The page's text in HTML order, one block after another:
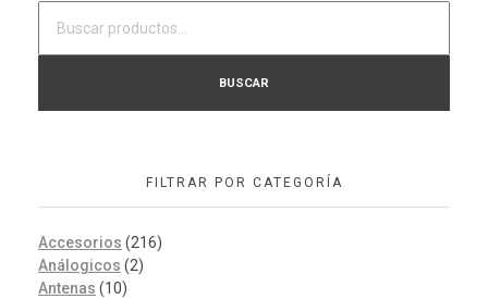
BUSCAR
FILTRAR POR CATEGORÍA
Accesorios (216)
Análogicos (2)
Antenas (10)